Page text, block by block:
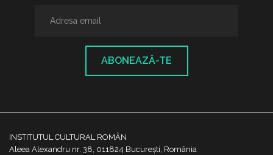
ABONEAZĂ-TE
INSTITUTUL CULTURAL ROMÂN
Aleea Alexandru nr. 38, 011824 București, România